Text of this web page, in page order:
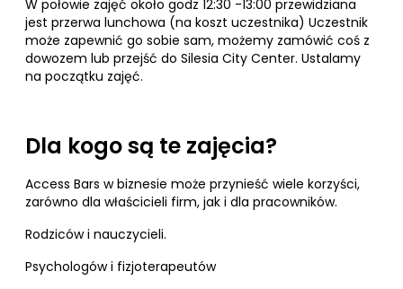
W połowie zajęć około godz 12:30 -13:00 przewidziana
jest przerwa lunchowa (na koszt uczestnika) Uczestnik
może zapewnić go sobie sam, możemy zamówić coś z
dowozem lub przejść do Silesia City Center. Ustalamy
na początku zajęć.
Dla kogo są te zajęcia?
Access Bars w biznesie może przynieść wiele korzyści,
zarówno dla właścicieli firm, jak i dla pracowników.
Rodziców i nauczycieli.
Psychologów i fizjoterapeutów